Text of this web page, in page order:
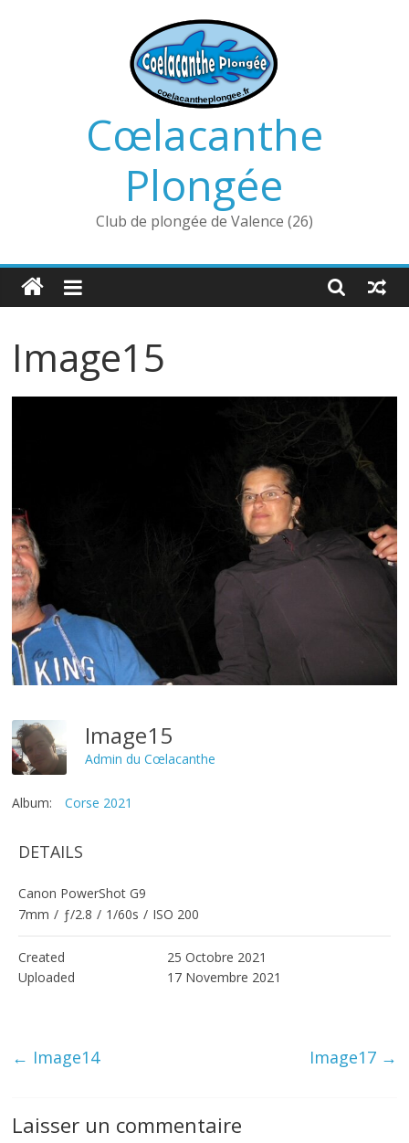
Cœlacanthe
Plongée
Club de plongée de Valence (26)
Image15
Image15
Admin du Cœlacanthe
Album: Corse 2021
DETAILS
Canon PowerShot G9
7mm / ƒ/2.8 / 1/60s / ISO 200
Created
25 Octobre 2021
Uploaded
17 Novembre 2021
← Image14 Image17 →
Laisser un commentaire